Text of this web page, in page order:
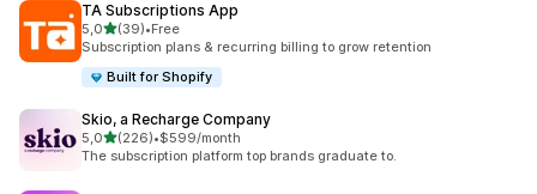
TA Subscriptions App
5,0na 5 gwiazdek
(39)
Łączna liczba recenzji: 39
•Free
Subscription plans & recurring billing to grow retention
Built for Shopify
Skio, a Recharge Company
5,0na 5 gwiazdek
(226)
Łączna liczba recenzji: 226
•$599/month
The subscription platform top brands graduate to.